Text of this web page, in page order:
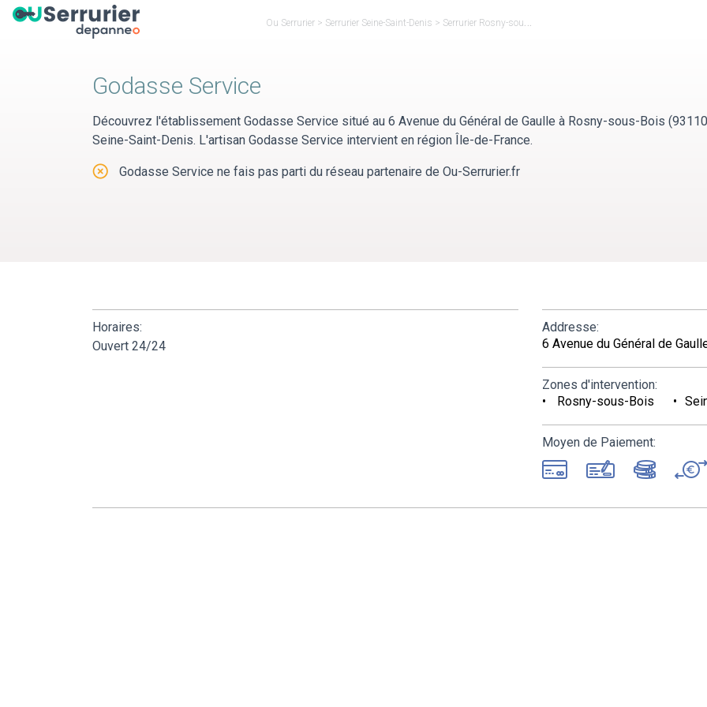
Panneau de gestion des cookies
Ou Serrurier > Serrurier Seine-Saint-Denis > Serrurier Rosny-sous-Bois
Godasse Service
Découvrez l'établissement Godasse Service situé au 6 Avenue du Général de Gaulle à Rosny-sous-Bois
Seine-Saint-Denis. L'artisan Godasse Service intervient en région Île-de-France.
Godasse Service ne fais pas parti du réseau partenaire de Ou-Serrurier.fr
Horaires:
Ouvert 24/24
Addresse:
6 Avenue du Général de
Zones d'intervention:
Rosny-sous-Bois
Moyen de Paiement: